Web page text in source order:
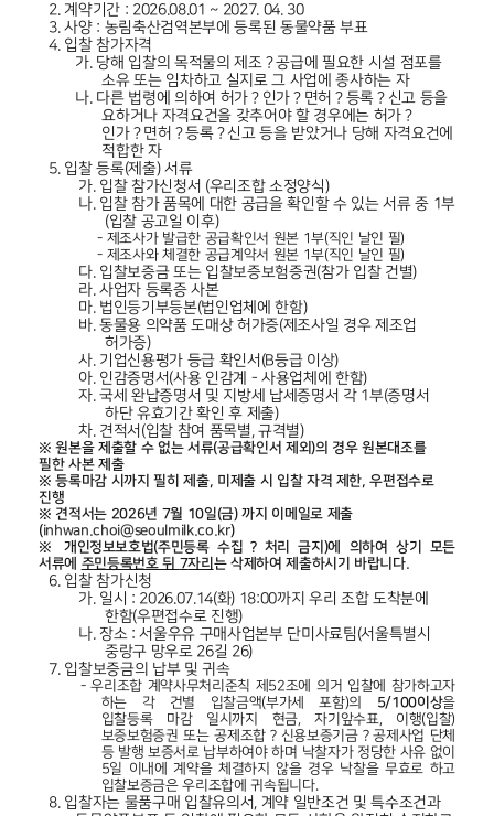
2. 계약기간 : 2026.08.01 ~ 2027. 04. 30
3. 사양 : 농림축산검역본부에 등록된 동물약품 부표
4. 입찰 참가자격
가. 당해 입찰의 목적물의 제조？공급에 필요한 시설 점포를
소유 또는 임차하고 실지로 그 사업에 종사하는 자
나. 다른 법령에 의하여 허가 ？ 인가 ？ 면허 ？ 등록 ？ 신고 등을
요하거나 자격요건을 갖추어야 할 경우에는 허가？
인가？ 면허 ？등록？ 신고 등을 받았거나 당해 자격요건에
적합한 자
5. 입찰 등록(제출)서류
가. 입찰 참가신청서 (우리조합 소정양식 )
나. 입찰 참가 품목에 대한 공급을 확인할 수 있는 서류 중1부
(입찰 공고일 이후)
- 제조사가 발급한 공급확인서 원본1부(직인 날인 필)
- 제조사와 체결한 공급계약서 원본 1부(직인 날인 필)
다. 입찰보증금 또는 입찰보증보험증권(참가 입찰 건별)
라. 사업자 등록증 사본
마. 법인등기부등본(법인업체에 한함)
바. 동물용 의약품 도매상 허가증(제조사일 경우 제조업
허가증)
사. 기업신용평가 등급 확인서 (B등급 이상)
아. 인감증명서 (사용 인감계 -사용업체에 한함)
자. 국세 완납증명서 및 지방세 납세증명서 각1 부(증명서
하단 유효기간 확인 후 제출)
차. 견적서 (입찰 참여 품목별 ,규격별 )
※원본을 제출할 수 없는 서류(공급확인서 제외 )의 경우 원본대조를
필한 사본 제출
※등록마감 시까지 필히 제출, 미제출 시 입찰 자격 제한,우편접수로
진행
※ 견적서는 2026년 7월 10일(금)까지 이메일로 제출
(inhwan.choi@seoulmilk.co.kr)
※ 개인정보보호법(주민등록 수집 ？ 처리 금지 )에 의하여 상기 모든
서류에 주민등록번호 뒤 7자리 는 삭제하여 제출하시기 바랍니다.
6. 입찰 참가신청
가. 일시 : 2026.07.14(화) 18:00까지 우리 조합 도착분에
한함(우편접수로 진행)
나. 장소 :서울우유 구매사업본부 단미사료팀 (서울특별시
중랑구 망우로26길 26)
7. 입찰보증금의 납부 및 귀속
-우리조합 계약사무처리준칙 제 52조에 의거 입찰에 참가하고자
하는 각 건별 입찰금액(부가세 포함)의 5/100이상을
입찰등록 마감 일시까지 현금,자기앞수표, 이행(입찰)
보증보험증권 또는 공제조합？ 신용보증기금？공제사업 단체
등 발행 보증서로 납부하여야 하며 낙찰자가 정당한 사유 없이
5일 이내에 계약을 체결하지 않을 경우 낙찰을 무효로 하고
입찰보증금은 우리조합에 귀속됩니다.
8. 입찰자는 물품구매 입찰유의서 , 계약 일반조건 및 특수조건과